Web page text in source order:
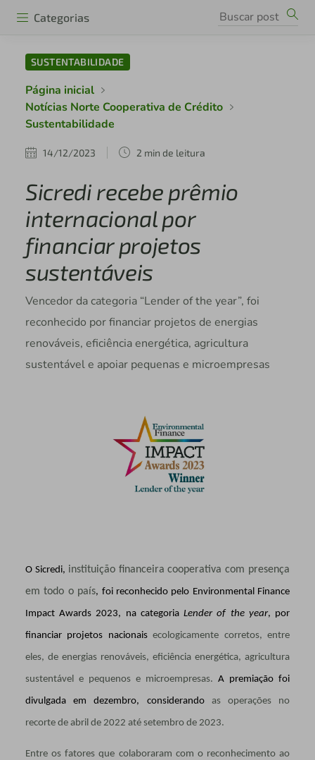
Categorias
SUSTENTABILIDADE
Página inicial
Notícias Norte Cooperativa de Crédito
Sustentabilidade
14/12/2023 2 min de leitura
Sicredi recebe prêmio
internacional por
financiar projetos
sustentáveis
Vencedor da categoria “Lender of the year”, foi
reconhecido por financiar projetos de energias
renováveis, eficiência energética, agricultura
sustentável e apoiar pequenas e microempresas
O Sicredi, instituição financeira cooperativa com presença
em todo o país, foi reconhecido pelo Environmental Finance
Impact Awards 2023, na categoriaLender of the year, por
financiar projetos nacionaisecologicamente corretos, entre
eles, de energias renováveis, eficiência energética, agricultura
sustentável e pequenos e microempresas. A premiação foi
divulgada em dezembro, considerando as operações no
recorte de abril de 2022 até setembro de 2023.
Entre os fatores que colaboraram com o reconhecimento ao